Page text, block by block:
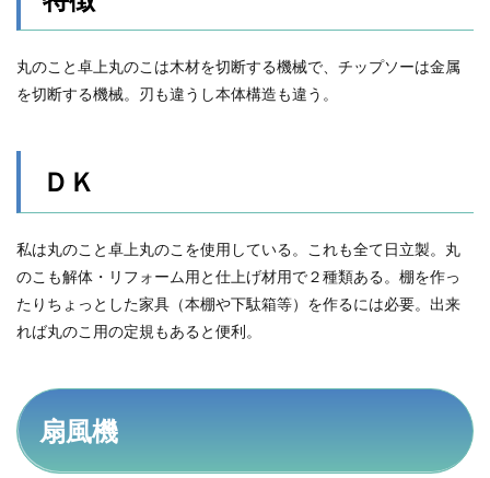
丸のこと卓上丸のこは木材を切断する機械で、チップソーは金属
を切断する機械。刃も違うし本体構造も違う。
ＤＫ
私は丸のこと卓上丸のこを使用している。これも全て日立製。丸
のこも解体・リフォーム用と仕上げ材用で２種類ある。棚を作っ
たりちょっとした家具（本棚や下駄箱等）を作るには必要。出来
れば丸のこ用の定規もあると便利。
扇風機